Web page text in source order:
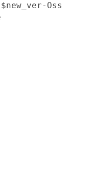
Oss